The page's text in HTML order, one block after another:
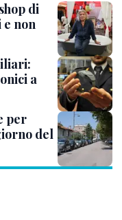
di
non
a
per
del